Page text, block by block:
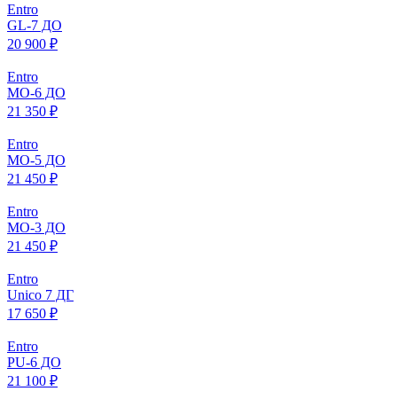
Entro
GL-7 ДО
20 900 ₽
Entro
МO-6 ДО
21 350 ₽
Entro
МO-5 ДО
21 450 ₽
Entro
МO-3 ДО
21 450 ₽
Entro
Unico 7 ДГ
17 650 ₽
Entro
PU-6 ДО
21 100 ₽